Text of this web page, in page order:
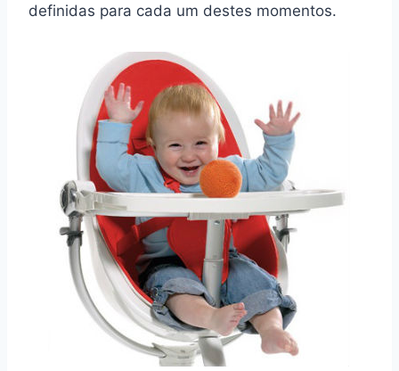
definidas para cada um destes momentos.